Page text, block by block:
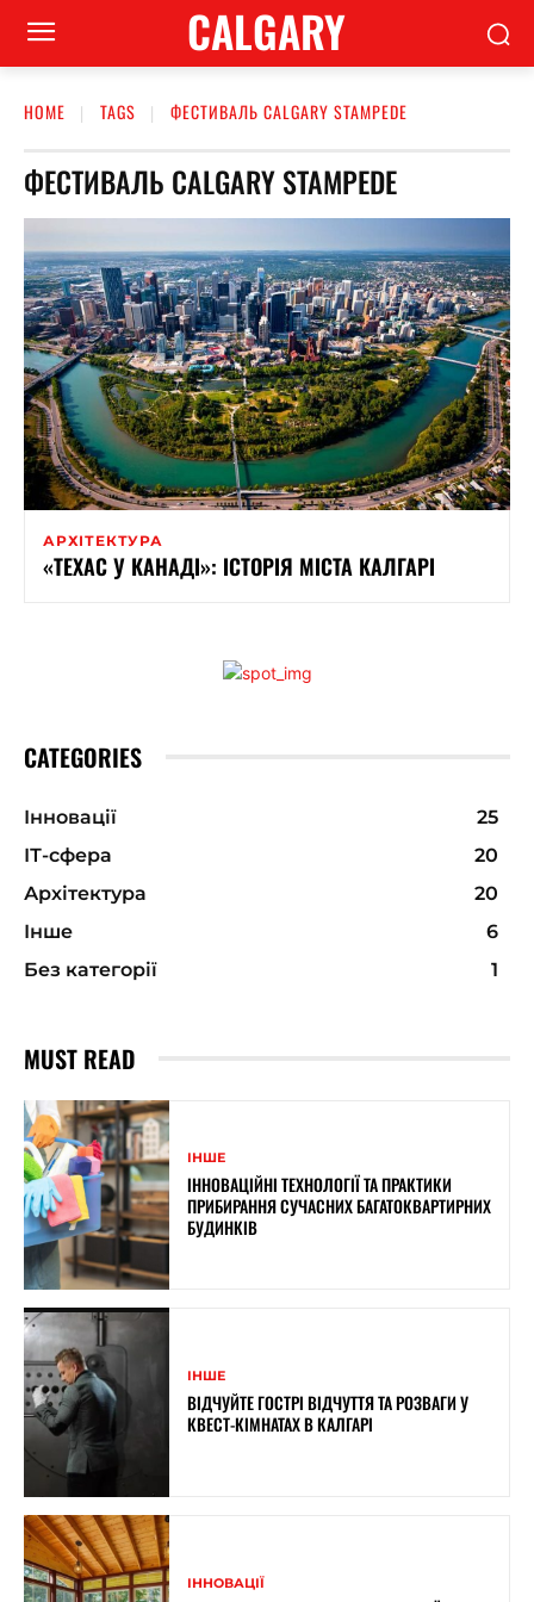
CALGARY
HOME TAGS ФЕСТИВАЛЬ CALGARY STAMPEDE
ФЕСТИВАЛЬ CALGARY STAMPEDE
АРХІТЕКТУРА
«ТЕХАС У КАНАДІ»: ІСТОРІЯ МІСТА КАЛГАРІ
CATEGORIES
Інновації
25
ІТ-сфера
20
Архітектура
20
Інше
6
Без категорії
1
MUST READ
ІНШЕ
ІННОВАЦІЙНІ ТЕХНОЛОГІЇ ТА ПРАКТИКИ
ПРИБИРАННЯ СУЧАСНИХ БАГАТОКВАРТИРНИХ
БУДИНКІВ
ІНШЕ
ВІДЧУЙТЕ ГОСТРІ ВІДЧУТТЯ ТА РОЗВАГИ У
КВЕСТ-КІМНАТАХ В КАЛГАРІ
ІННОВАЦІЇ